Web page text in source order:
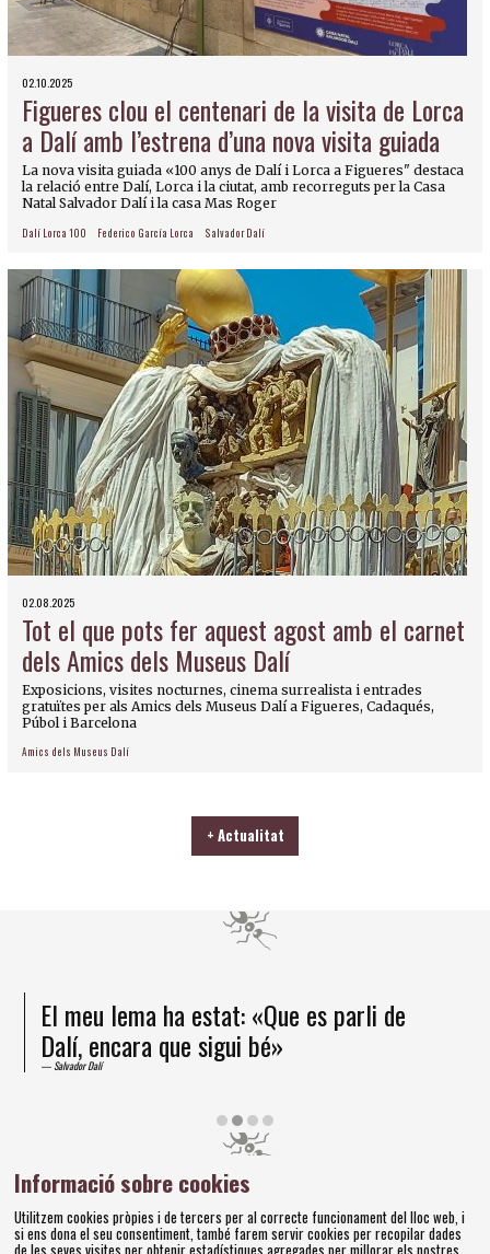
02.10.2025
Figueres clou el centenari de la visita de Lorca
a Dalí amb l’estrena d’una nova visita guiada
La nova visita guiada «100 anys de Dalí i Lorca a Figueres" destaca
la relació entre Dalí, Lorca i la ciutat, amb recorreguts per la Casa
Natal Salvador Dalí i la casa Mas Roger
Dalí Lorca 100 Federico García Lorca Salvador Dalí
02.08.2025
Tot el que pots fer aquest agost amb el carnet
dels Amics dels Museus Dalí
Exposicions, visites nocturnes, cinema surrealista i entrades
gratuïtes per als Amics dels Museus Dalí a Figueres, Cadaqués,
Púbol i Barcelona
Amics dels Museus Dalí
+ Actualitat
lema ha estat: «Que es parli de
encara que sigui bé»
Figueres
Tel. 972 677 520 |amics@fundaciodali.org
Informació sobre cookies
Utilitzem cookies pròpies i de tercers per al correcte funcionament del lloc web, i
si ens dona el seu consentiment, també farem servir cookies per recopilar dades